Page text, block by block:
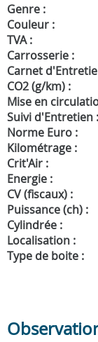
Genre :
Couleur :
TVA :
Carrosserie :
Carnet
CO2 (g/km) :
Mise en
Suivi d'Entretien :
Norme Euro :
Kilométrage :
Crit'Air :
Energie :
CV (fiscaux) :
Puissance (ch) :
Cylindrée :
Localisation :
Type de boite :